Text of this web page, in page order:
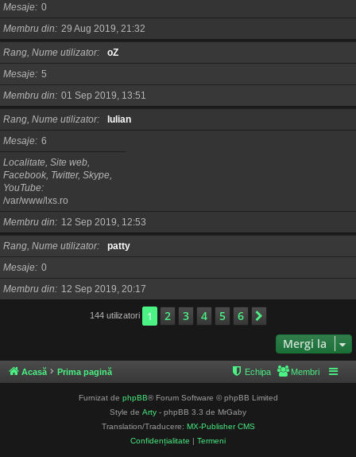
Mesaje 0
Membru din
29 Aug 2019, 21:32
Rang, Nume utilizator
oZ
Mesaje 5
Membru din
01 Sep 2019, 13:51
Rang, Nume utilizator
Iulian
Mesaje 6
Localitate, Site web,
Facebook, Twitter, Skype,
YouTube
/var/www/lxs.ro
Membru din
12 Sep 2019, 12:53
Rang, Nume utilizator
patty
Mesaje 0
Membru din
12 Sep 2019, 20:17
144 utilizatori 1 2 3 4 5 6
Mergi la
Acasă Prima pagină Membri
Echipa
Furnizat de phpBB® Forum Software © phpBB Limited
Style de Arty - phpBB 3.3 de MrGaby
Translation/Traducere: MX-Publisher CMS
Confidențialitate | Termeni